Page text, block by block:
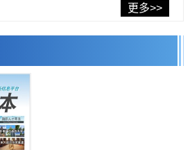
的新型信使物质
官揭示衰老过程中的糖链变化
石墨前驱体，可作为电池电极材料
南海海槽沿线板块边界锁定状态存在区域
更多>>